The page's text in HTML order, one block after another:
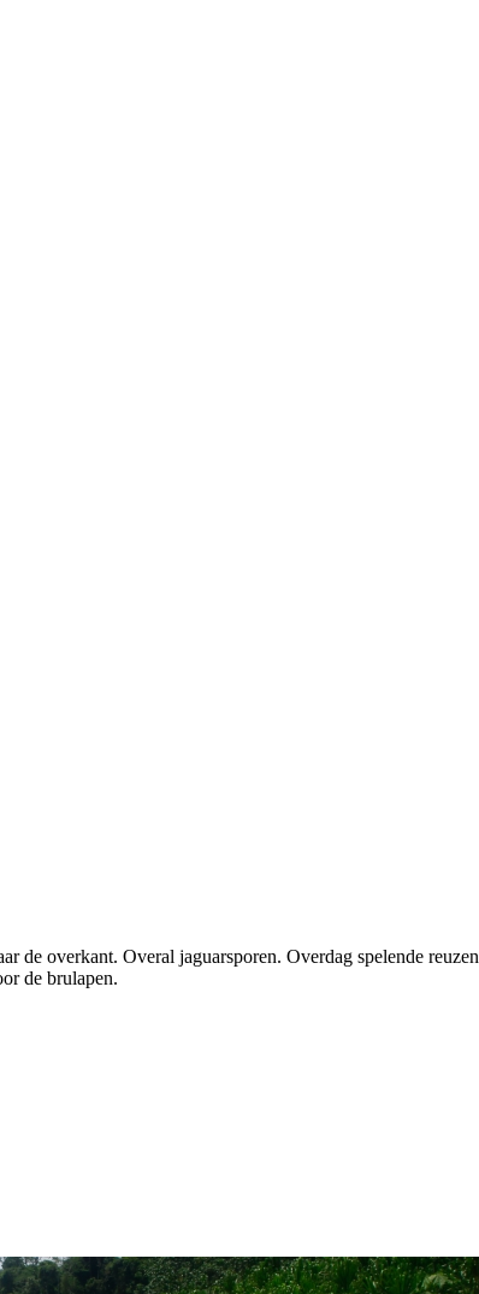
de overkant. Overal jaguarsporen. Overdag spelende
de brulapen.